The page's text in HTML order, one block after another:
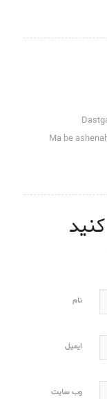
Ma be
نام
ایمیل
وب‌ سایت